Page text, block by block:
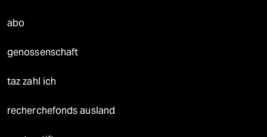
abo
genossenschaft
taz zahl ich
recherchefonds ausland